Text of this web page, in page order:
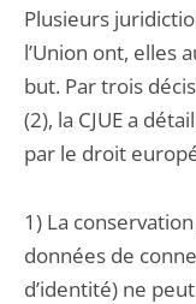
Plusieurs
l’Union ont, elles
but. Par trois
(2), la CJUE a
par le droit
1) La
données de
d’identité) ne